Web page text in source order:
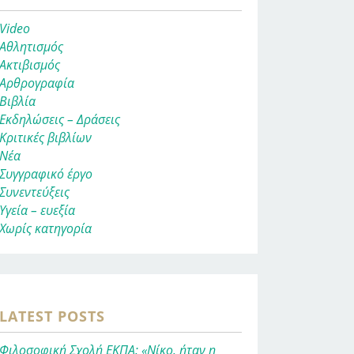
Video
Αθλητισμός
Ακτιβισμός
Αρθρογραφία
Βιβλία
Εκδηλώσεις – Δράσεις
Κριτικές βιβλίων
Νέα
Συγγραφικό έργο
Συνεντεύξεις
Υγεία – ευεξία
Χωρίς κατηγορία
LATEST POSTS
Φιλοσοφική Σχολή ΕΚΠΑ: «Νίκο, ήταν η